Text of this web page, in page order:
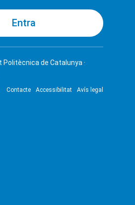
de Catalunya ·
Contacte Accessibilitat Avís legal